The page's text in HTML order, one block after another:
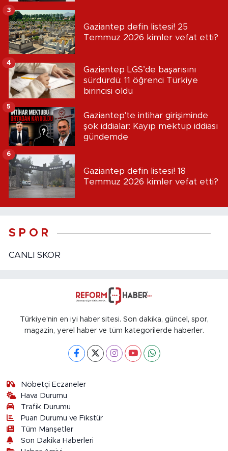
Gaziantep defin listesi! 25
Temmuz 2026 kimler vefat etti?
3
Gaziantep LGS’de başarısını
sürdürdü: 11 öğrenci Türkiye
birincisi oldu
4
Gaziantep'te intihar girişiminde
şok iddialar: Kayıp mektup iddiası
gündemde
5
Gaziantep defin listesi! 18
Temmuz 2026 kimler vefat etti?
6
S P O R
CANLI SKOR
Türkiye'nin en iyi haber sitesi. Son dakika, güncel, spor,
magazin, yerel haber ve tüm kategorilerde haberler.
Nöbetçi Eczaneler
Hava Durumu
Trafik Durumu
Puan Durumu ve Fikstür
Tüm Manşetler
Son Dakika Haberleri